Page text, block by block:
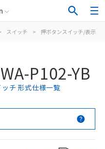
スイッチ > 押ボタンスイッチ/表示灯
P102-YB
チ 形式仕様一覧